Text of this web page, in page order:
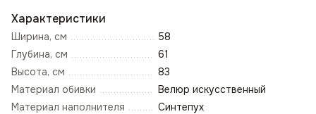
Характеристики
Ширина, см
58
Глубина, см
61
Высота, см
83
Материал обивки
Велюр искусственный
Материал наполнителя
Синтепух